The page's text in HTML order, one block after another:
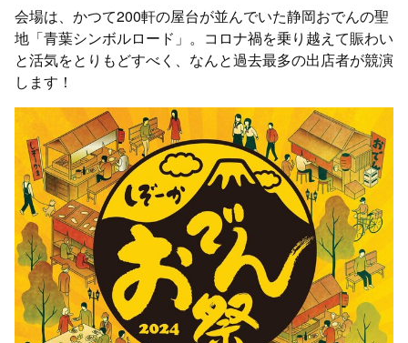
会場は、かつて200軒の屋台が並んでいた静岡おでんの聖
地「青葉シンボルロード」。コロナ禍を乗り越えて賑わい
と活気をとりもどすべく、なんと過去最多の出店者が競演
します！